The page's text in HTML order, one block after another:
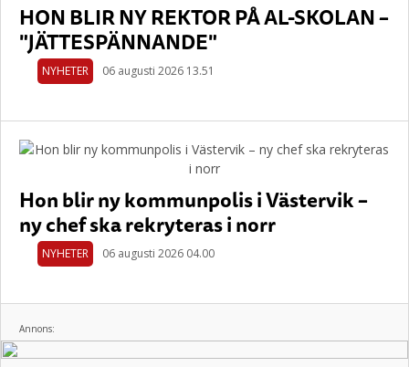
HON BLIR NY REKTOR PÅ AL-SKOLAN –
"JÄTTESPÄNNANDE"
NYHETER 06 augusti 2026 13.51
Hon blir ny kommunpolis i Västervik –
ny chef ska rekryteras i norr
NYHETER 06 augusti 2026 04.00
Annons: